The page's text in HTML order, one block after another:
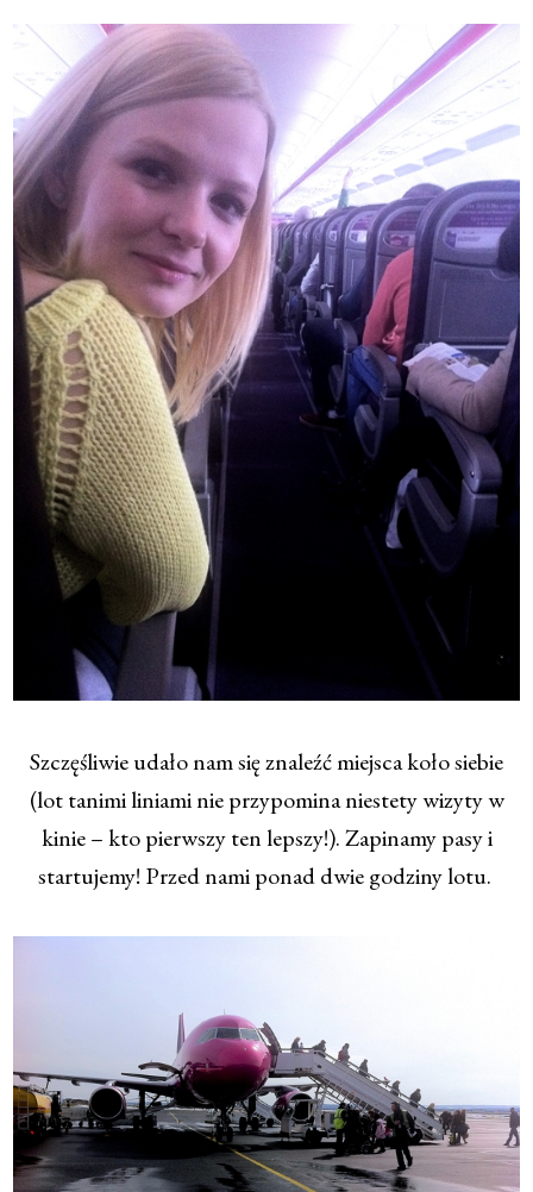
Szczęśliwie udało nam się znaleźć miejsca koło siebie
(lot tanimi liniami nie przypomina niestety wizyty w
kinie – kto pierwszy ten lepszy!). Zapinamy pasy i
startujemy! Przed nami ponad dwie godziny lotu.